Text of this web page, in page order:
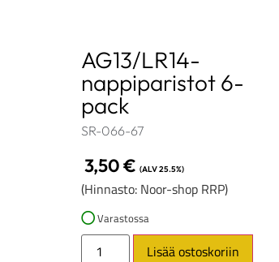
AG13/LR14-
nappiparistot 6-
pack
SR-066-67
3,50€ (ALV 25.5%)
(Hinnasto: Noor-shop RRP)
Varastossa
Lisää ostoskoriin